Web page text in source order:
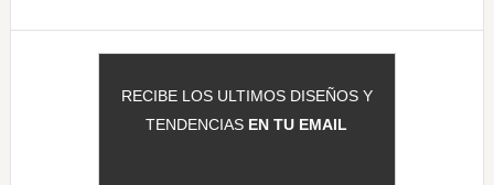
RECIBE LOS ULTIMOS DISEÑOS Y
TENDENCIAS EN TU EMAIL